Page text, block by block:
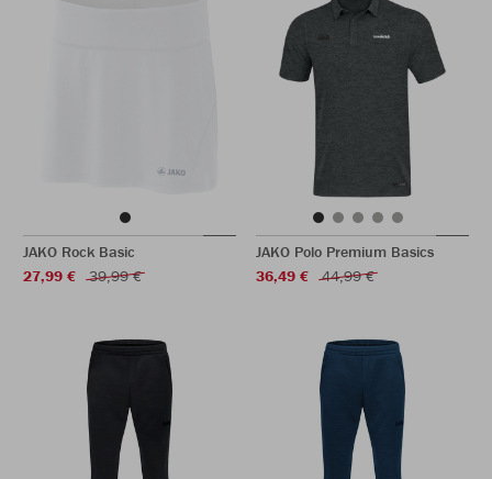
JAKO Rock Basic
27,99 €
39,99 €
JAKO Polo Premium Basics
36,49 €
44,99 €